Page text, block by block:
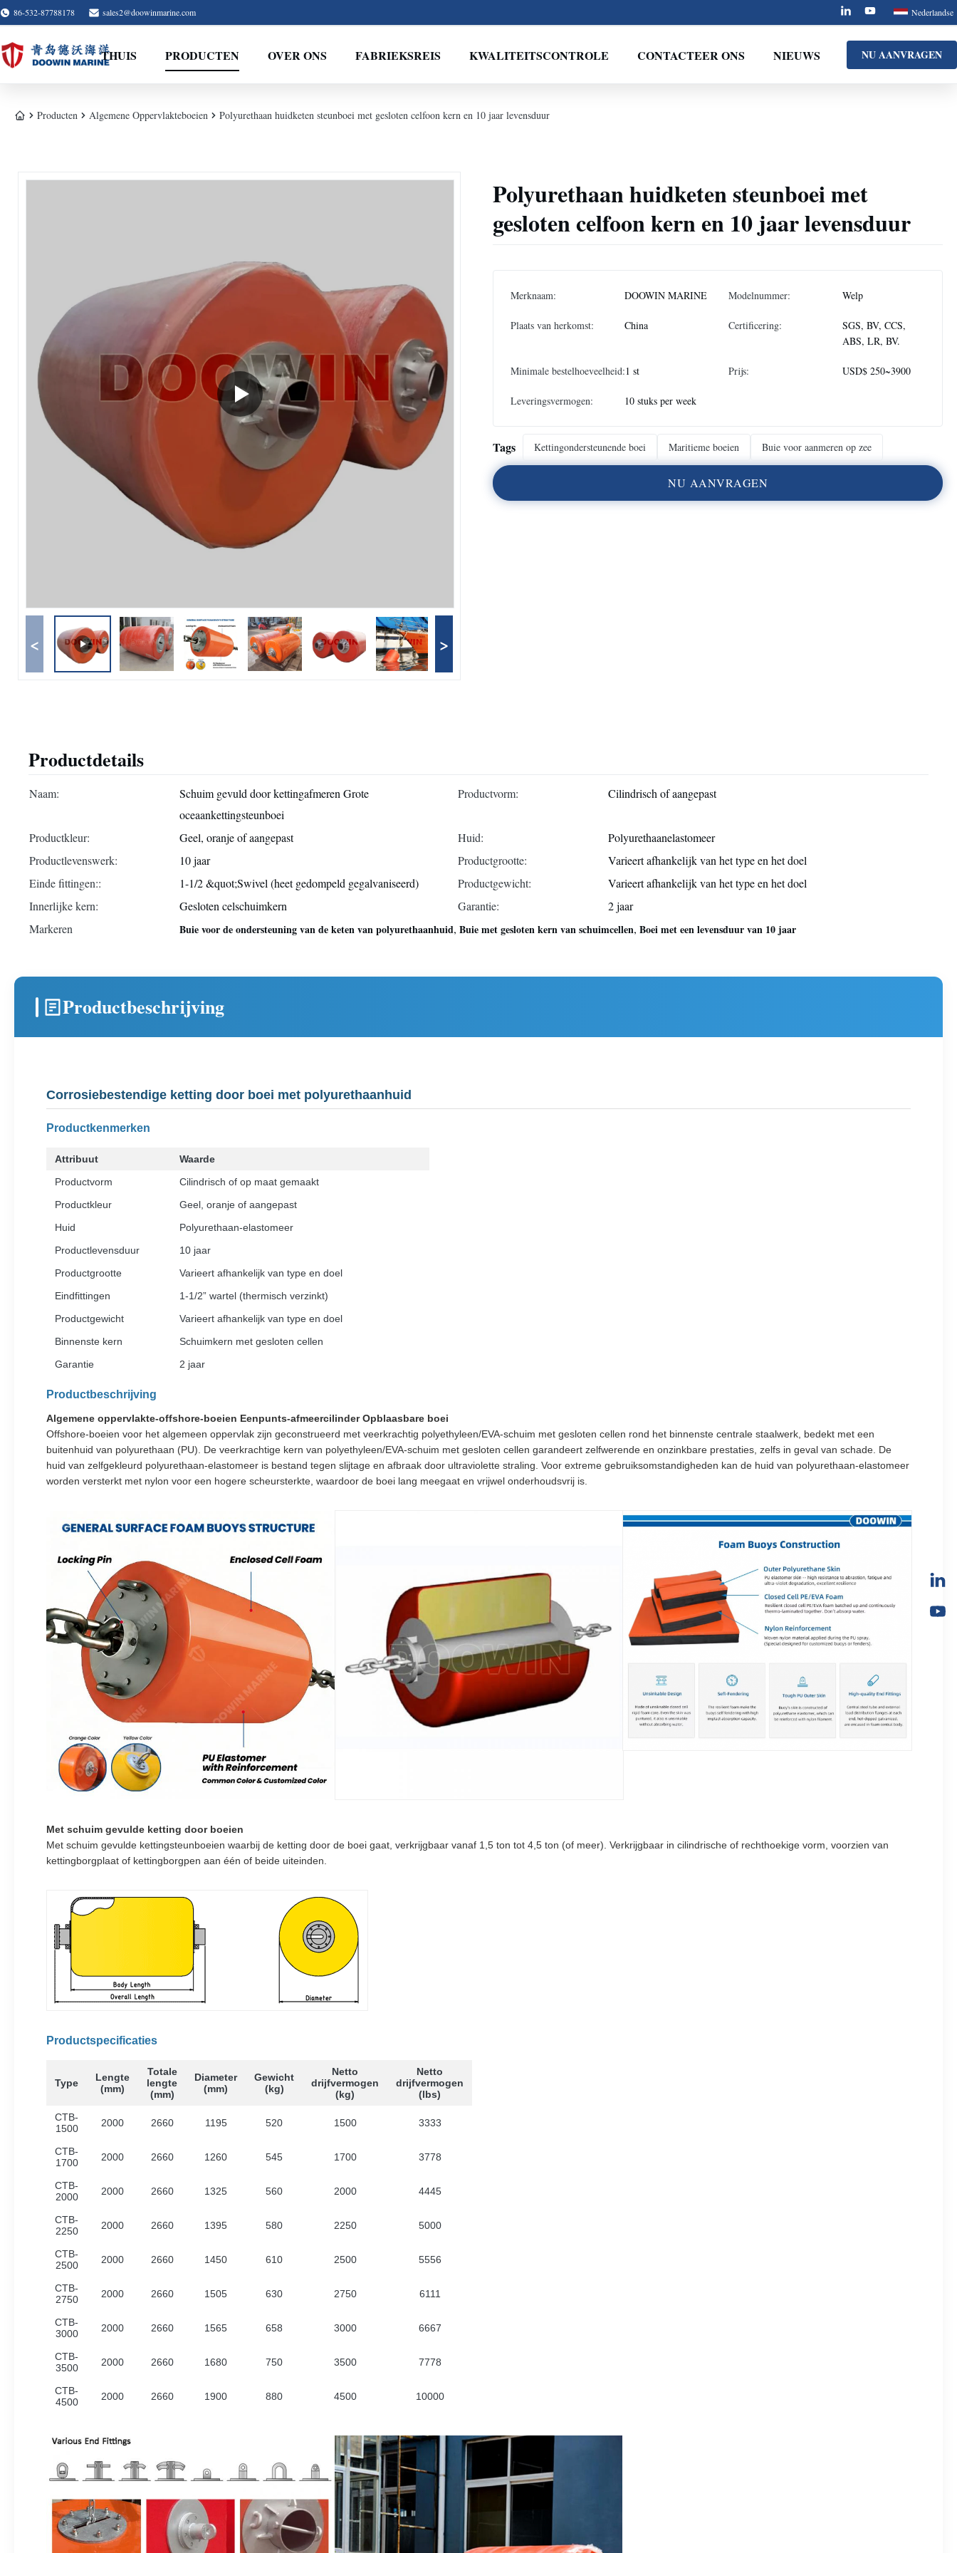
86-532-87788178 sales2@doowinmarine.com Nederlandse
THUIS PRODUCTEN OVER ONS FABRIEKSREIS KWALITEITSCONTROLE CONTACTEER ONS NIEUWS NU AANVRAGEN
Producten Algemene Oppervlakteboeien Polyurethaan huidketen steunboei met gesloten celfoon kern en 10 jaar levensduur
< >
Polyurethaan huidketen steunboei met
gesloten celfoon kern en 10 jaar levensduur
Merknaam: DOOWIN MARINE Modelnummer: Welp
Plaats van herkomst: China Certificering:
SGS, BV, CCS,
ABS, LR, BV.
Minimale bestelhoeveelheid:1 st Prijs: USD$ 250~3900
Leveringsvermogen: 10 stuks per week
Tags Kettingondersteunende boei Maritieme boeien Buie voor aanmeren op zee
NU AANVRAGEN
Productdetails
Naam:
Schuim gevuld door kettingafmeren Grote
oceaankettingsteunboei
Productvorm: Cilindrisch of aangepast
Productkleur: Geel, oranje of aangepast Huid:
Polyurethaanelastomeer
Productlevenswerk:
10 jaar Productgrootte:
Varieert afhankelijk van het type en het doel
Einde fittingen::
1-1/2 &quot;Swivel (heet gedompeld gegalvaniseerd) Productgewicht:
Varieert afhankelijk van het type en het doel
Innerlijke kern:
Gesloten celschuimkern Garantie:
2 jaar
Markeren
Buie voor de ondersteuning van de keten van polyurethaanhuid, Buie met gesloten kern van schuimcellen, Boei met een levensduur van 10 jaar
Productbeschrijving
Corrosiebestendige ketting door boei met polyurethaanhuid
Productkenmerken
Attribuut
Waarde
Productvorm
Cilindrisch of op maat gemaakt
Productkleur
Geel, oranje of aangepast
Huid
Polyurethaan-elastomeer
Productlevensduur
10 jaar
Productgrootte
Varieert afhankelijk van type en doel
Eindfittingen
1-1/2” wartel (thermisch verzinkt)
Productgewicht
Varieert afhankelijk van type en doel
Binnenste kern
Schuimkern met gesloten cellen
Garantie
2 jaar
Productbeschrijving
Algemene oppervlakte-offshore-boeien Eenpunts-afmeercilinder Opblaasbare boei
Offshore-boeien voor het algemeen oppervlak zijn geconstrueerd met veerkrachtig polyethyleen/EVA-schuim met gesloten cellen rond het binnenste centrale staalwerk, bedekt met een
buitenhuid van polyurethaan (PU). De veerkrachtige kern van polyethyleen/EVA-schuim met gesloten cellen garandeert zelfwerende en onzinkbare prestaties, zelfs in geval van schade. De
huid van zelfgekleurd polyurethaan-elastomeer is bestand tegen slijtage en afbraak door ultraviolette straling. Voor extreme gebruiksomstandigheden kan de huid van polyurethaan-elastomeer
worden versterkt met nylon voor een hogere scheursterkte, waardoor de boei lang meegaat en vrijwel onderhoudsvrij is.
Met schuim gevulde ketting door boeien
Met schuim gevulde kettingsteunboeien waarbij de ketting door de boei gaat, verkrijgbaar vanaf 1,5 ton tot 4,5 ton (of meer). Verkrijgbaar in cilindrische of rechthoekige vorm, voorzien van
kettingborgplaat of kettingborgpen aan één of beide uiteinden.
Productspecificaties
Type
Lengte
(mm)
Totale
lengte
(mm)
Diameter
(mm)
Gewicht
(kg)
Netto
drijfvermogen
(kg)
Netto
drijfvermogen
(lbs)
CTB-
1500
2000 2660 1195 520 1500 3333
CTB-
1700
2000 2660 1260 545 1700 3778
CTB-
2000
2000 2660 1325 560 2000 4445
CTB-
2250
2000 2660 1395 580 2250 5000
CTB-
2500
2000 2660 1450 610 2500 5556
CTB-
2750
2000 2660 1505 630 2750 6111
CTB-
3000
2000 2660 1565 658 3000 6667
CTB-
3500
2000 2660 1680 750 3500 7778
CTB-
4500
2000 2660 1900 880 4500 10000